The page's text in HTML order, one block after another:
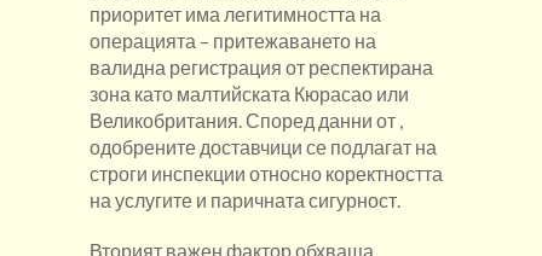
приоритет има легитимността на
операцията – притежаването на
валидна регистрация от респектирана
зона като малтийската Кюрасао или
Великобритания. Според данни от ,
одобрените доставчици се подлагат на
строги инспекции относно коректността
на услугите и паричната сигурност.
Вторият важен фактор обхваща